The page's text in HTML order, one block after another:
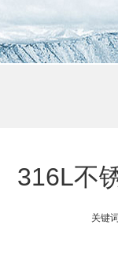
316L不
关键